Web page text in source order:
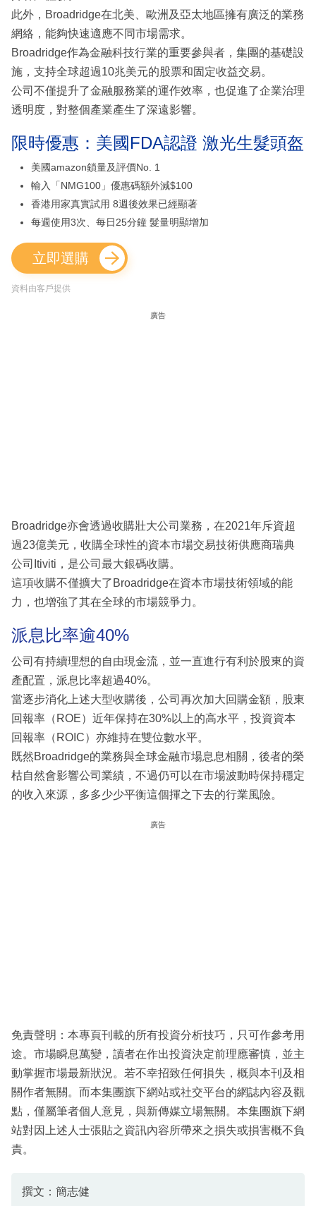
此外，Broadridge在北美、歐洲及亞太地區擁有廣泛的業務
網絡，能夠快速適應不同市場需求。
Broadridge作為金融科技行業的重要參與者，集團的基礎設
施，支持全球超過10兆美元的股票和固定收益交易。
公司不僅提升了金融服務業的運作效率，也促進了企業治理
透明度，對整個產業產生了深遠影響。
限時優惠：美國FDA認證 激光生髮頭盔
美國amazon鎖量及評價No. 1
輸入「NMG100」優惠碼額外減$100
香港用家真實試用 8週後效果已經顯著
每週使用3次、每日25分鐘 髮量明顯增加
立即選購
資料由客戶提供
廣告
Broadridge亦會透過收購壯大公司業務，在2021年斥資超
過23億美元，收購全球性的資本市場交易技術供應商瑞典
公司Itiviti，是公司最大銀碼收購。
這項收購不僅擴大了Broadridge在資本市場技術領域的能
力，也增強了其在全球的市場競爭力。
派息比率逾40%
公司有持續理想的自由現金流，並一直進行有利於股東的資
產配置，派息比率超過40%。
當逐步消化上述大型收購後，公司再次加大回購金額，股東
回報率（ROE）近年保持在30%以上的高水平，投資資本
回報率（ROIC）亦維持在雙位數水平。
既然Broadridge的業務與全球金融市場息息相關，後者的榮
枯自然會影響公司業績，不過仍可以在市場波動時保持穩定
的收入來源，多多少少平衡這個揮之下去的行業風險。
廣告
免責聲明：本專頁刊載的所有投資分析技巧，只可作參考用
途。市場瞬息萬變，讀者在作出投資決定前理應審慎，並主
動掌握市場最新狀況。若不幸招致任何損失，概與本刊及相
關作者無關。而本集團旗下網站或社交平台的網誌內容及觀
點，僅屬筆者個人意見，與新傳媒立場無關。本集團旗下網
站對因上述人士張貼之資訊內容所帶來之損失或損害概不負
責。
撰文：簡志健